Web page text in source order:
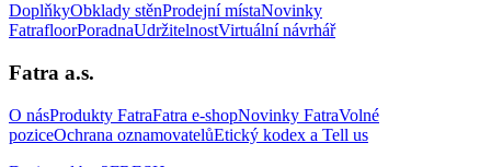
DoplňkyObklady stěnProdejní místaNovinky
FatrafloorPoradnaUdržitelnostVirtuální návrhář
Fatra a.s.
O násProdukty FatraFatra e-shopNovinky FatraVolné
poziceOchrana oznamovatelůEtický kodex a Tell us